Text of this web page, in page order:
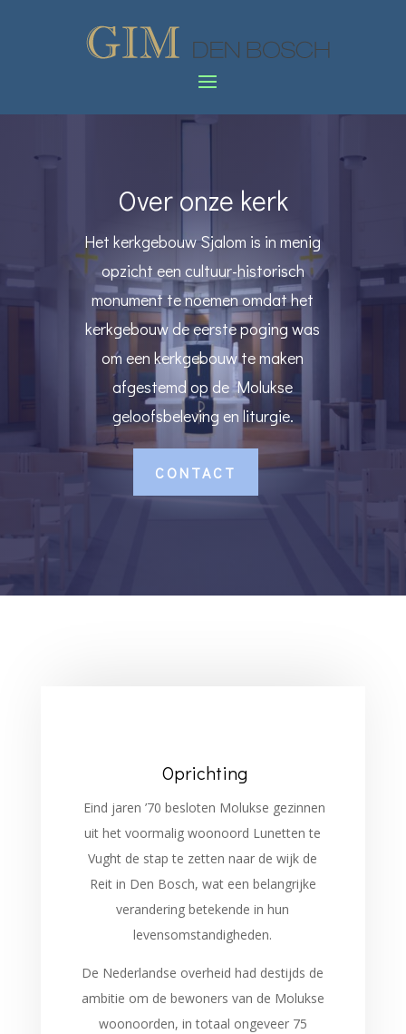
Over onze kerk
Het kerkgebouw Sjalom is in menig
opzicht een cultuur-historisch
monument te noemen omdat het
kerkgebouw de eerste poging was
om een kerkgebouw te maken
afgestemd op de Molukse
geloofsbeleving en liturgie.
CONTACT
Oprichting
Eind jaren ’70 besloten Molukse gezinnen
uit het voormalig woonoord Lunetten te
Vught de stap te zetten naar de wijk de
Reit in Den Bosch, wat een belangrijke
verandering betekende in hun
levensomstandigheden.
De Nederlandse overheid had destijds de
ambitie om de bewoners van de Molukse
woonoorden, in totaal ongeveer 75